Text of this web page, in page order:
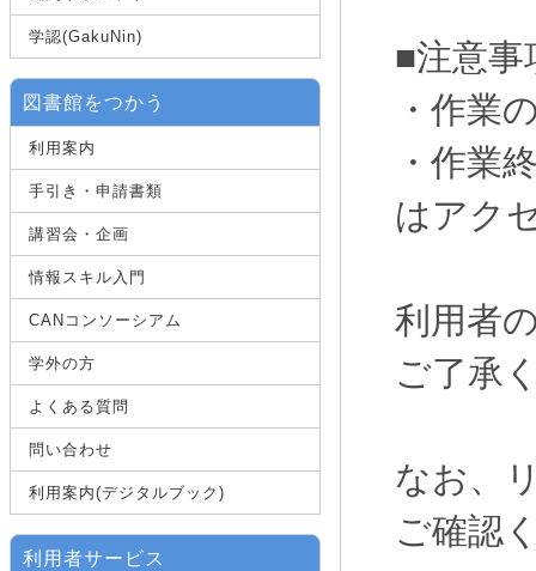
学認(GakuNin)
図書館をつかう
利用案内
手引き・申請書類
講習会・企画
情報スキル入門
CANコンソーシアム
学外の方
よくある質問
問い合わせ
利用案内(デジタルブック)
利用者サービス
■注意事
・作業
・作業
はアク
利用者
ご了承
なお、
ご確認